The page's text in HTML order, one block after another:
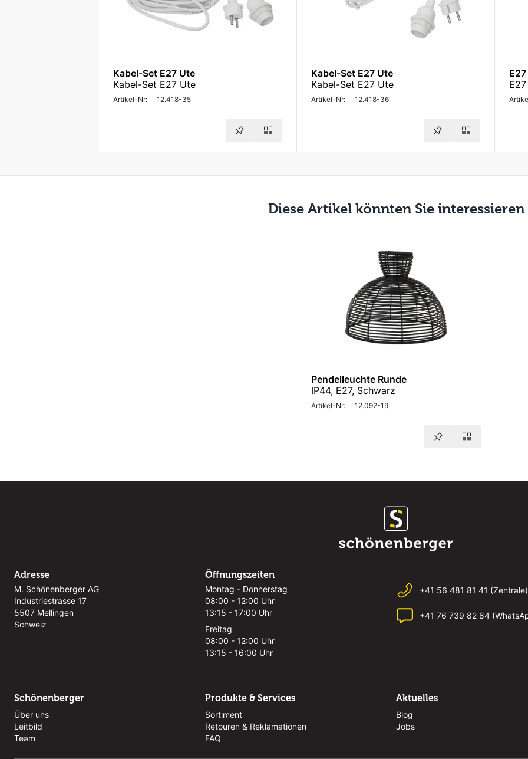
Kabel-Set E27 Ute
Kabel-Set E27 Ute
Artikel-Nr: 12.418-35
Kabel-Set E27 Ute
Kabel-Set E27 Ute
Artikel-Nr: 12.418-36
Diese Artikel könnten Sie interessieren
Pendelleuchte Runde
IP44, E27, Schwarz
Artikel-Nr: 12.092-19
Adresse
M. Schönenberger AG
Industriestrasse 17
5507 Mellingen
Schweiz
Öffnungszeiten
Montag - Donnerstag
08:00 - 12:00 Uhr
13:15 - 17:00 Uhr
Freitag
08:00 - 12:00 Uhr
13:15 - 16:00 Uhr
+41 56 481 81 41 (Zentrale)
+41 76 739 82 84
Schönenberger
Über uns
Leitbild
Team
Produkte & Services
Sortiment
Retouren & Reklamationen
FAQ
Aktuelles
Blog
Jobs